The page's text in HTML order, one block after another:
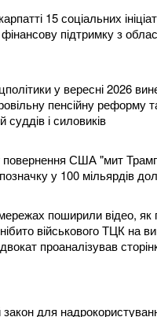
15 соціальних
підтримку з
у вересні 2026
пенсійну реформу
суддів і силовиків
повернення США "мит
у 100 мільярдів
поширили відео, як
військового ТЦК на
проаналізував
для